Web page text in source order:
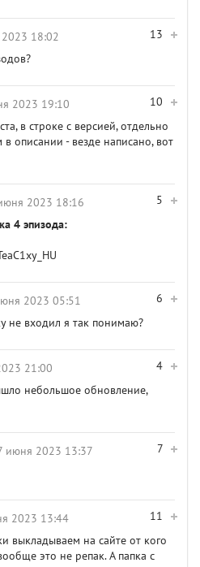
13
18:02
10
2023 19:10
в строке с версией, отдельно
описании - везде написано, вот
5
2023 18:16
4 эпизода:
6
2023 05:51
не входил я так понимаю?
4
21:00
небольшое обновление,
7
июня 2023 13:37
11
2023 13:44
выкладываем на сайте от кого
это не репак. А папка с